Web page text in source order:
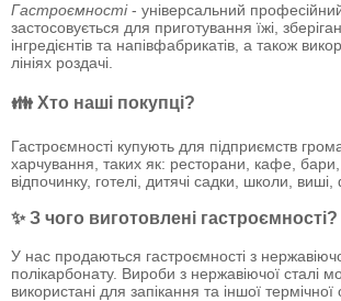
Гастроємності- універсальний
застосовується для приготування їжі,
інгредієнтів та напівфабрикатів, а також
лініях роздачі.
👪 Хто наші покупці?
Гастроємності купують для підприємств
харчування, таких як: ресторани, кафе, бари,
відпочинку, готелі, дитячі садки, школи, виші,
✨ З чого виготовлені гастроємності?
У нас продаються гастроємності з
полікарбонату. Вироби з нержавіючої сталі
використані для запікання та іншої термічної